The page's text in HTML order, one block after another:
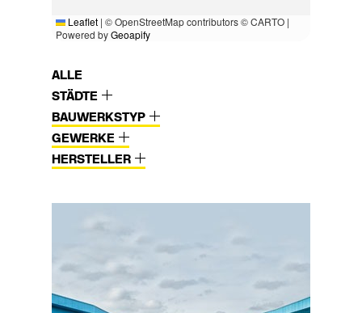
Leaflet | © OpenStreetMap contributors © CARTO |
Powered byGeoapify
ALLE
STÄDTE
BAUWERKSTYP
GEWERKE
HERSTELLER